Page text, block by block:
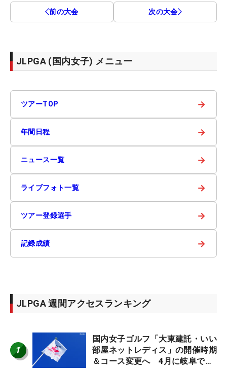
前の大会 次の大会
JLPGA (国内女子) メニュー
ツアーTOP →
年間日程 →
ニュース一覧 →
ライブフォト一覧 →
ツアー登録選手 →
記録成績 →
JLPGA 週間アクセスランキング
1
国内女子ゴルフ「大東建託・いい
部屋ネットレディス」の開催時期
＆コース変更へ 4月に岐阜で開